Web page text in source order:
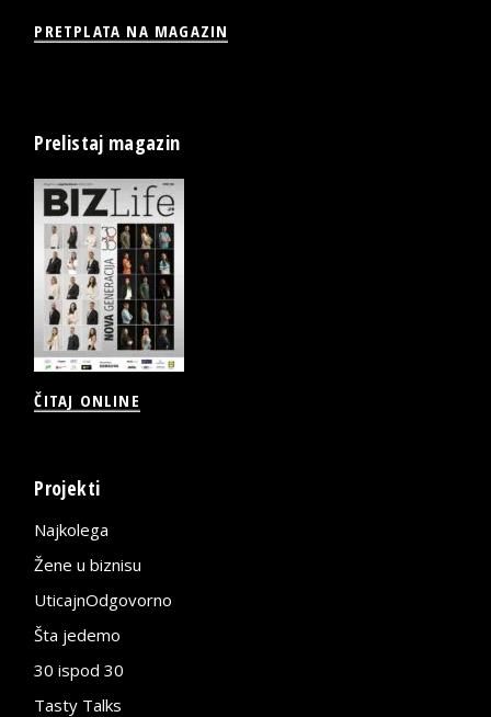
PRETPLATA NA MAGAZIN
Prelistaj magazin
ČITAJ ONLINE
Projekti
Najkolega
Žene u biznisu
UticajnOdgovorno
Šta jedemo
30 ispod 30
Tasty Talks